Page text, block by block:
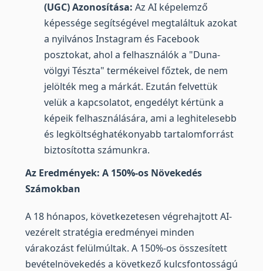
(UGC) Azonosítása: Az AI képelemző
képessége segítségével megtaláltuk azokat
a nyilvános Instagram és Facebook
posztokat, ahol a felhasználók a "Duna-
völgyi Tészta" termékeivel főztek, de nem
jelölték meg a márkát. Ezután felvettük
velük a kapcsolatot, engedélyt kértünk a
képeik felhasználására, ami a leghitelesebb
és legköltséghatékonyabb tartalomforrást
biztosította számunkra.
Az Eredmények: A 150%-os Növekedés
Számokban
A 18 hónapos, következetesen végrehajtott AI-
vezérelt stratégia eredményei minden
várakozást felülmúltak. A 150%-os összesített
bevételnövekedés a következő kulcsfontosságú